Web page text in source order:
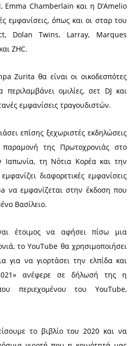
Emma Chamberlain και η D’Amelio
εμφανίσεις, όπως και οι σταρ του
Dolan Twins, Larray, Marques
ZHC.
Zurita θα είναι οι οικοδεσπότες
ομιλίες, σετ DJ και
εμφανίσεις τραγουδιστών.
επίσης ξεχωριστές εκδηλώσεις
της Πρωτοχρονιάς στο
Ιαπωνία, τη Νότια Κορέα και την
διαφορετικές εμφανίσεις
να εμφανίζεται στην έκδοση που
Βασίλειο.
έτοιμος να αφήσει πίσω μια
το YouTube θα χρησιμοποιήσει
για να γιορτάσει την ελπίδα και
ανέφερε σε δήλωσή της η
περιεχομένου του YouTube,
το βιβλίο του 2020 και να